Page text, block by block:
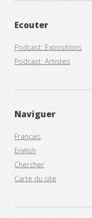
Ecouter
Podcast: Expositions
Podcast: Artistes
Naviguer
Français
English
Chercher
Carte du site